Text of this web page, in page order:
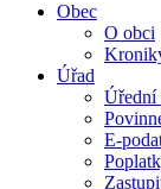
Obec
O obci
Úřad
Úřední
E-